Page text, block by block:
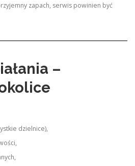
zapach, serwis powinien być
–
dzielnice),